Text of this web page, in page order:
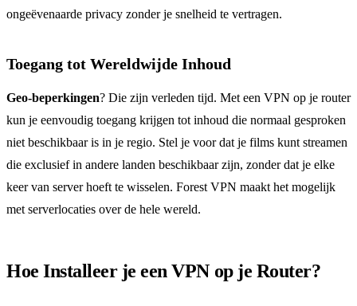
ongeëvenaarde privacy zonder je snelheid te vertragen.
Toegang tot Wereldwijde Inhoud
Geo-beperkingen? Die zijn verleden tijd. Met een VPN op je router
kun je eenvoudig toegang krijgen tot inhoud die normaal gesproken
niet beschikbaar is in je regio. Stel je voor dat je films kunt streamen
die exclusief in andere landen beschikbaar zijn, zonder dat je elke
keer van server hoeft te wisselen. Forest VPN maakt het mogelijk
met serverlocaties over de hele wereld.
Hoe Installeer je een VPN op je Router?